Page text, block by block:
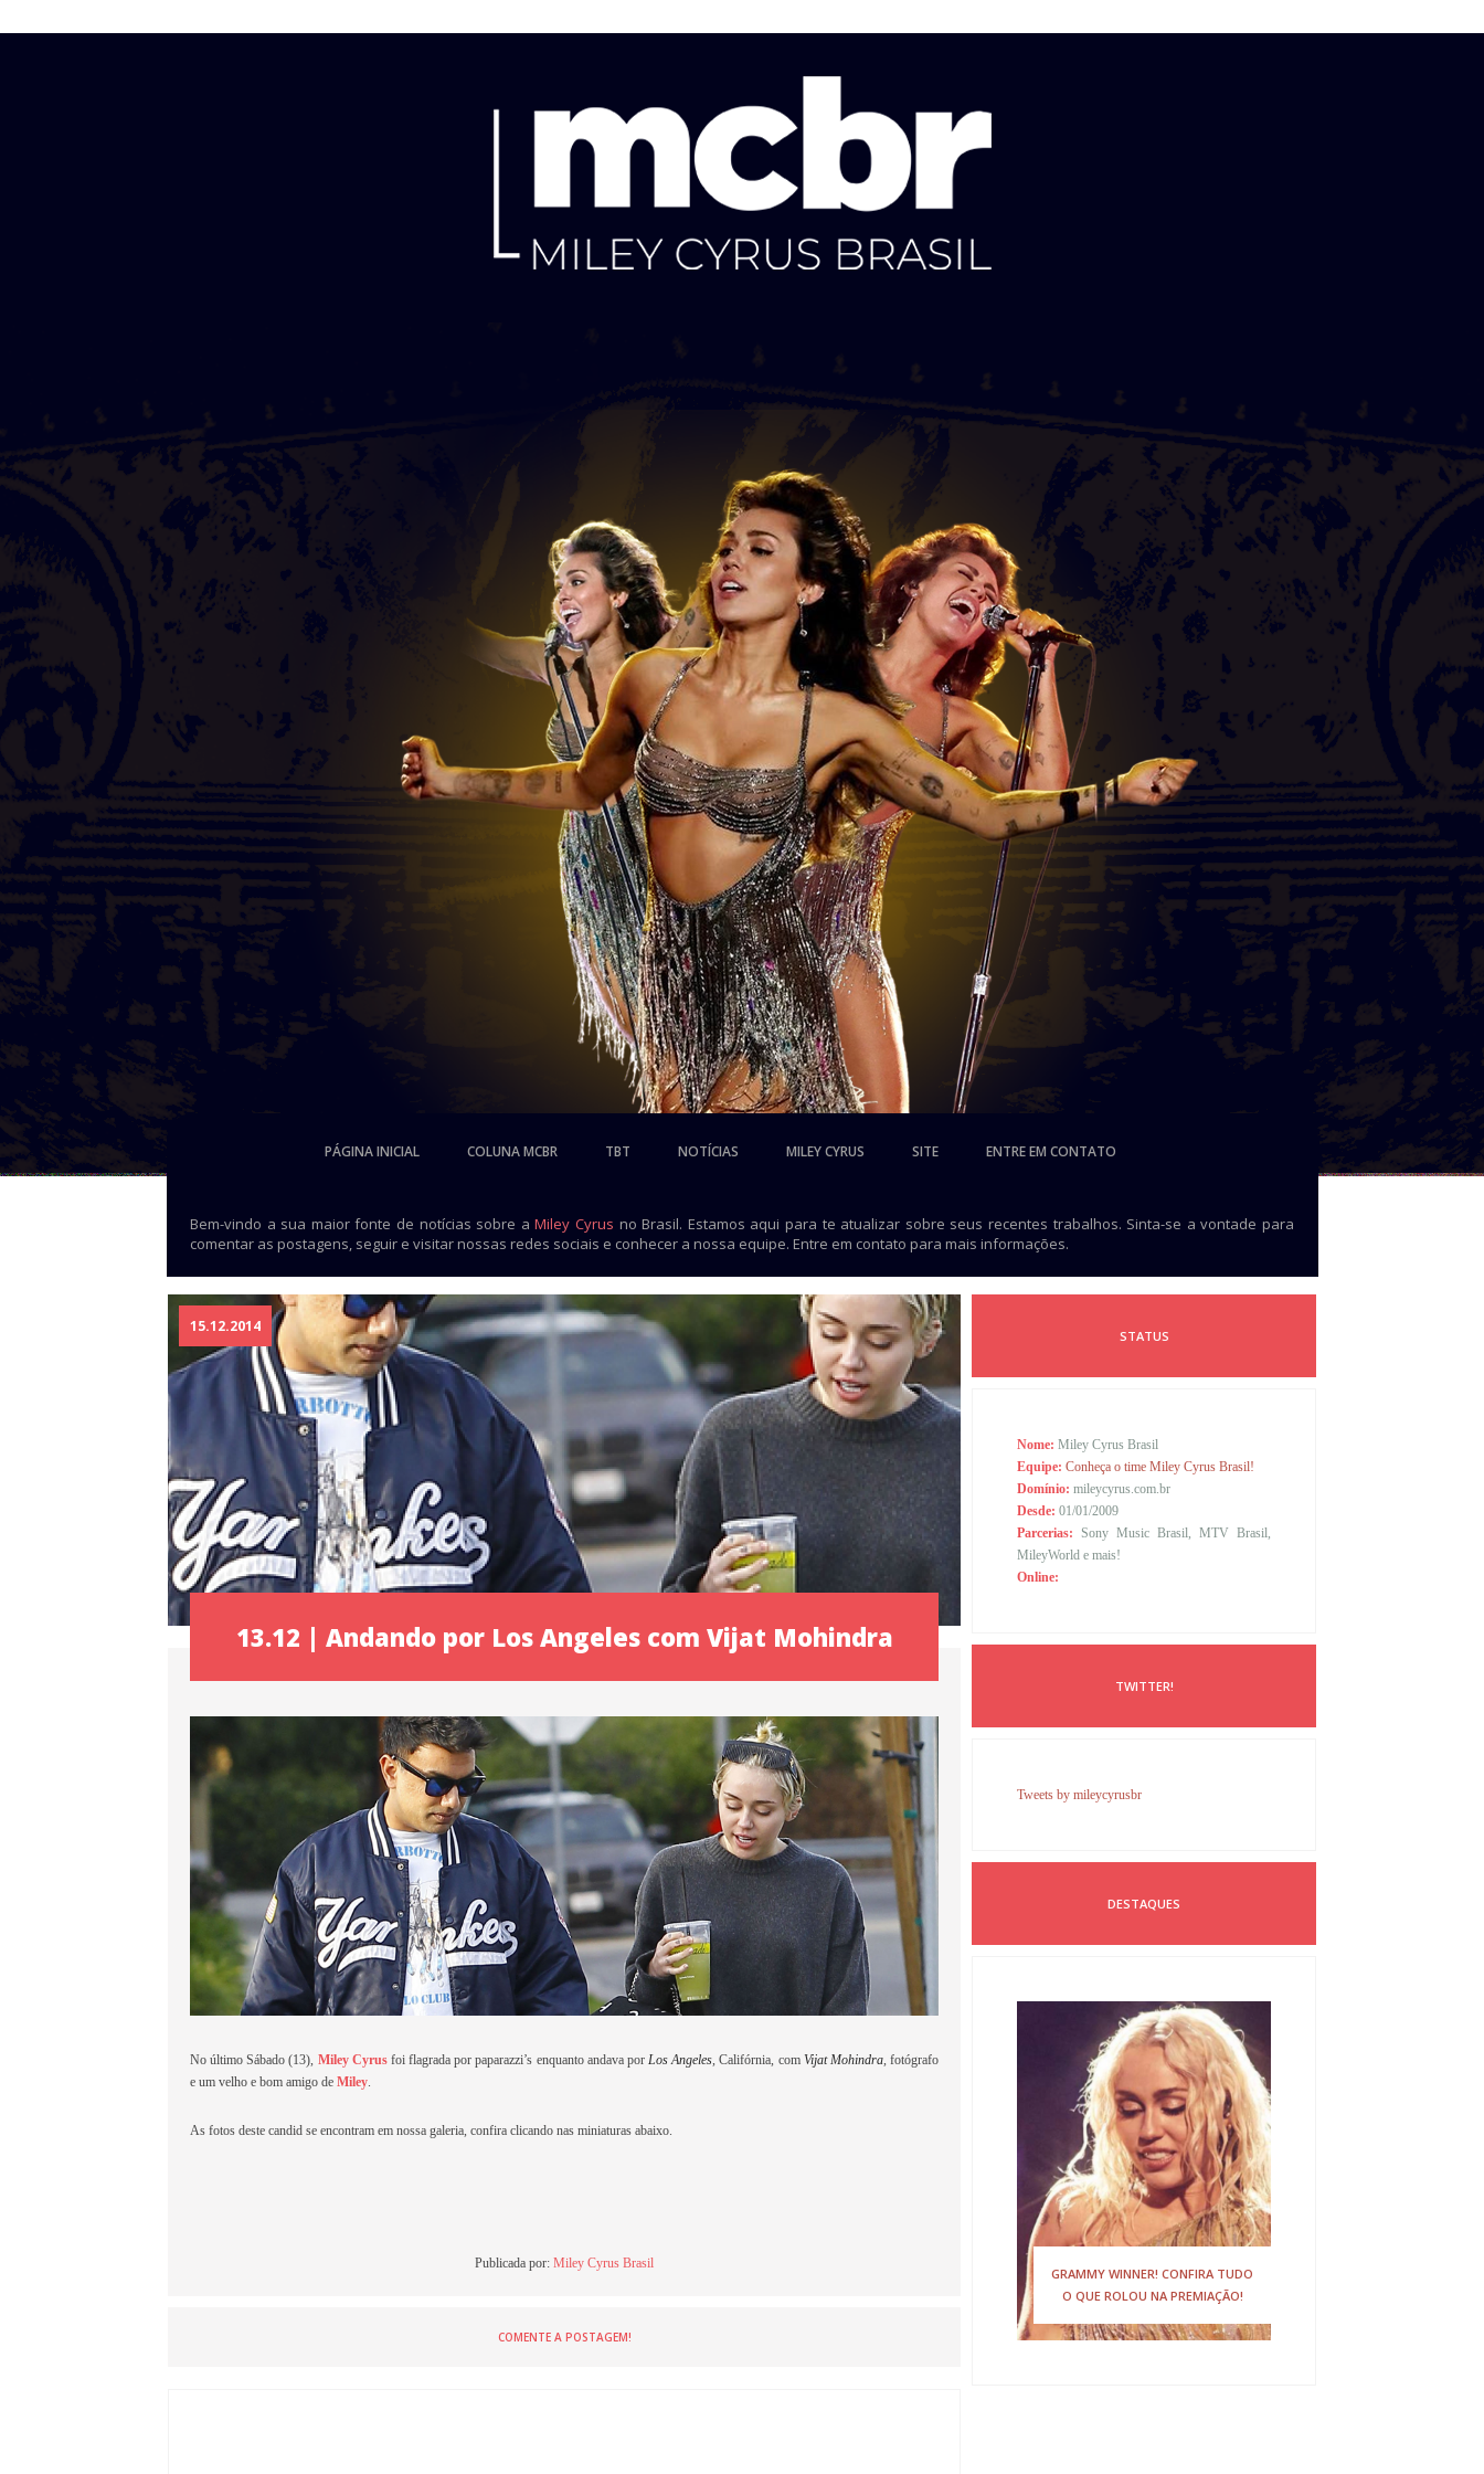
PÁGINA INICIAL COLUNA MCBR TBT NOTÍCIAS MILEY CYRUS SITE ENTRE EM CONTATO
Bem-vindo a sua maior fonte de notícias sobre aMiley Cyrus no Brasil. Estamos aqui para te atualizar sobre seus recentes trabalhos. Sinta-se a vontade para
comentar as postagens, seguir e visitar nossas redes sociais e conhecer a nossa equipe. Entre em contato para mais informações.
15.12.2014
13.12 | Andando por Los Angeles com Vijat Mohindra
No último Sábado (13), Miley Cyrusfoi flagrada por paparazzi’s enquanto andava porLos Angeles, Califórnia, com Vijat Mohindra, fotógrafo
e um velho e bom amigo de Miley.
As fotos deste candid se encontram em nossa galeria, confira clicando nas miniaturas abaixo.
Publicada por: Miley Cyrus Brasil
COMENTE A POSTAGEM!
STATUS
Nome: Miley Cyrus Brasil
Equipe: Conheça o time Miley Cyrus Brasil!
Domínio: mileycyrus.com.br
Desde: 01/01/2009
Parcerias: Sony Music Brasil, MTV Brasil,
MileyWorld e mais!
Online:
TWITTER!
Tweets by mileycyrusbr
DESTAQUES
GRAMMY WINNER! CONFIRA TUDO
O QUE ROLOU NA PREMIAÇÃO!